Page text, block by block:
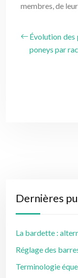
membres, de
Évolution des
poneys par
Dernières
La bardette :
Réglage des
Terminologie